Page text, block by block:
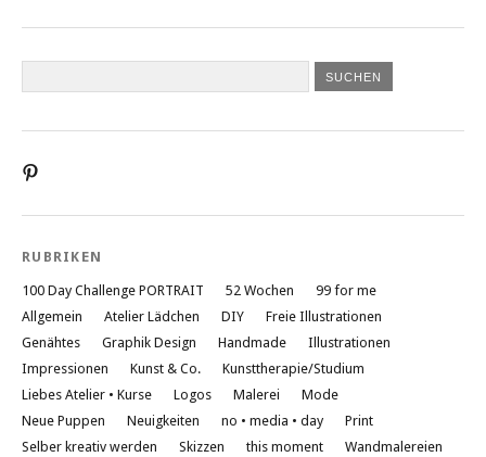
anzeigen
RUBRIKEN
100 Day Challenge PORTRAIT 52 Wochen
99 for me
Allgemein
Atelier Lädchen DIY
Freie Illustrationen
Genähtes
Graphik Design Handmade
Illustrationen
Impressionen
Kunst & Co.
Kunsttherapie/Studium
Liebes Atelier • Kurse
Logos Malerei
Mode
Neue Puppen
Neuigkeiten no • media • day
Print
Selber kreativ werden
Skizzen this moment
Wandmalereien